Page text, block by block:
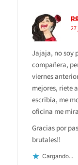
27
Jajaja, no soy
compañera,
viernes
mejores, riete
escribía, me
oficina me
Gracias por
brutales!!
Cargando...